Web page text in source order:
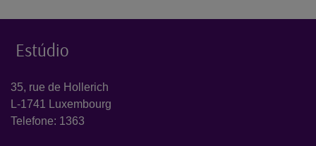
Estúdio
35, rue de Hollerich
L-1741 Luxembourg
Telefone: 1363